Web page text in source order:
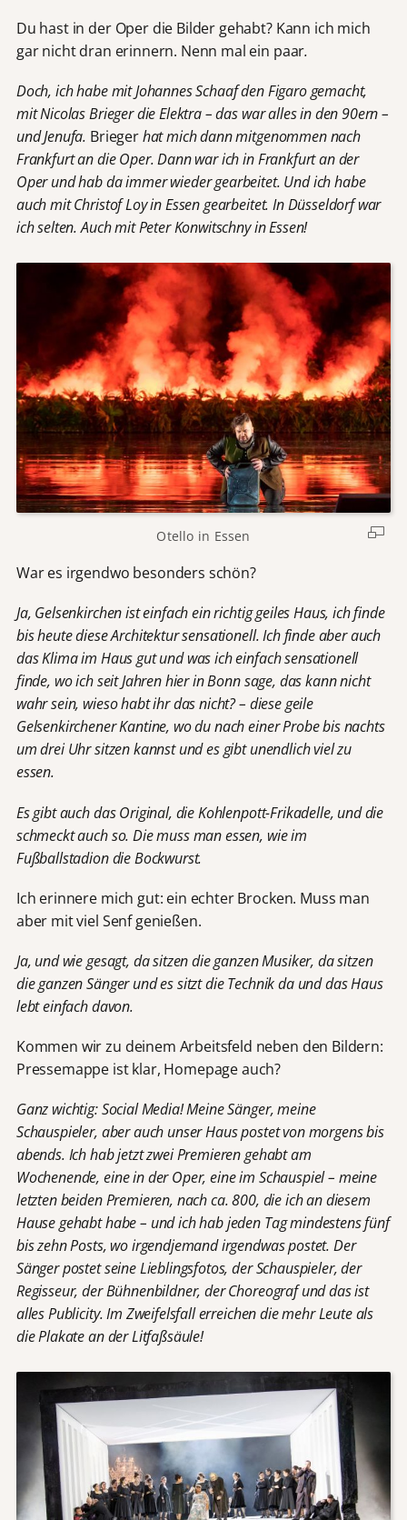
Du hast in der Oper die Bilder gehabt? Kann ich mich
gar nicht dran erinnern. Nenn mal ein paar.
Doch, ich habe mit Johannes Schaaf den Figaro gemacht,
mit Nicolas Brieger die Elektra – das war alles in den 90ern –
und Jenufa. Briegerhat mich dann mitgenommen nach
Frankfurt an die Oper. Dann war ich in Frankfurt an der
Oper und hab da immer wieder gearbeitet. Und ich habe
auch mit Christof Loy in Essen gearbeitet. In Düsseldorf war
ich selten. Auch mit Peter Konwitschny in Essen!
Otello in Essen
War es irgendwo besonders schön?
Ja, Gelsenkirchen ist einfach ein richtig geiles Haus, ich finde
bis heute diese Architektur sensationell. Ich finde aber auch
das Klima im Haus gut und was ich einfach sensationell
finde, wo ich seit Jahren hier in Bonn sage, das kann nicht
wahr sein, wieso habt ihr das nicht? – diese geile
Gelsenkirchener Kantine, wo du nach einer Probe bis nachts
um drei Uhr sitzen kannst und es gibt unendlich viel zu
essen.
Es gibt auch das Original, die Kohlenpott-Frikadelle, und die
schmeckt auch so. Die muss man essen, wie im
Fußballstadion die Bockwurst.
Ich erinnere mich gut: ein echter Brocken. Muss man
aber mit viel Senf genießen.
Ja, und wie gesagt, da sitzen die ganzen Musiker, da sitzen
die ganzen Sänger und es sitzt die Technik da und das Haus
lebt einfach davon.
Kommen wir zu deinem Arbeitsfeld neben den Bildern:
Pressemappe ist klar, Homepage auch?
Ganz wichtig: Social Media! Meine Sänger, meine
Schauspieler, aber auch unser Haus postet von morgens bis
abends. Ich hab jetzt zwei Premieren gehabt am
Wochenende, eine in der Oper, eine im Schauspiel – meine
letzten beiden Premieren, nach ca. 800, die ich an diesem
Hause gehabt habe – und ich hab jeden Tag mindestens fünf
bis zehn Posts, wo irgendjemand irgendwas postet. Der
Sänger postet seine Lieblingsfotos, der Schauspieler, der
Regisseur, der Bühnenbildner, der Choreograf und das ist
alles Publicity. Im Zweifelsfall erreichen die mehr Leute als
die Plakate an der Litfaßsäule!